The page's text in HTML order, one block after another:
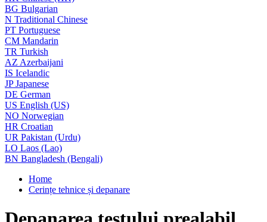
BG Bulgarian
N Traditional Chinese
PT Portuguese
CM Mandarin
TR Turkish
AZ Azerbaijani
IS Icelandic
JPJapanese
DE German
US English (US)
NO Norwegian
HR Croatian
UR Pakistan (Urdu)
LO Laos (Lao)
BN Bangladesh (Bengali)
Home
Cerințe tehnice și depanare